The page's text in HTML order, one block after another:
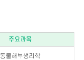
주요과목
동물해부생리학